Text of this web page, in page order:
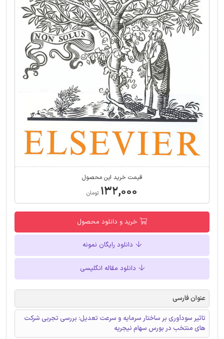
قیمت خرید این محصول
۱۳۲,۰۰۰ تومان
خرید و دانلود محصول
دانلود رایگان نمونه
دانلود مقاله انگلیسی
عنوان فارسی
تاثیر سودآوری بر ساختار سرمایه و سرعت تعدیل: بررسی تجربی شرکت
های منتخب در بورس سهام نیجریه